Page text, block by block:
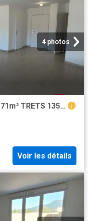
4 photos
Location Appartement 3 pièces 71m² TRETS 13530
Voir les détails